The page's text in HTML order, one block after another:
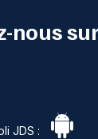
nous
JDS :